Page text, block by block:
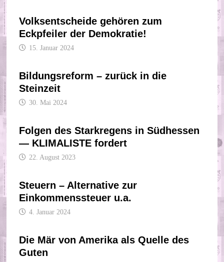
Volksentscheide gehören zum
Eckpfeiler der Demokratie!
15. Januar 2024
Bildungsreform – zurück in die
Steinzeit
30. Mai 2024
Folgen des Starkregens in Südhessen
— KLIMALISTE fordert
22. August 2023
Steuern – Alternative zur
Einkommenssteuer u.a.
4. Januar 2024
Die Mär von Amerika als Quelle des
Guten